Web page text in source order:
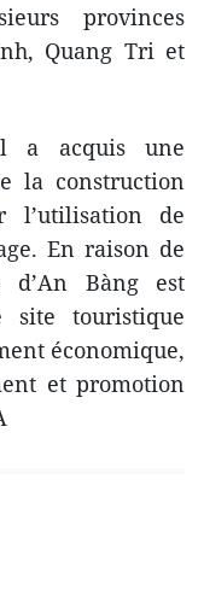
provinces
Quang Tri et
a acquis une
la construction
l’utilisation de
En raison de
d’An Bàng est
touristique
économique,
et promotion